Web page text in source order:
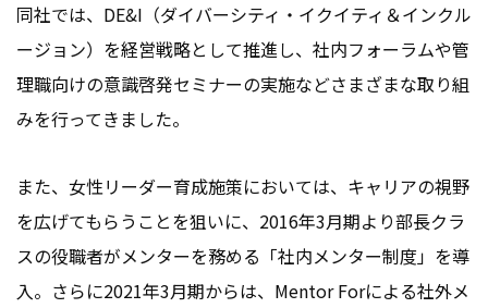
同社では、DE&I（ダイバーシティ・イクイティ＆インクル
ージョン）を経営戦略として推進し、社内フォーラムや管
理職向けの意識啓発セミナーの実施などさまざまな取り組
みを行ってきました。
また、女性リーダー育成施策においては、キャリアの視野
を広げてもらうことを狙いに、2016年3月期より部長クラ
スの役職者がメンターを務める「社内メンター制度」を導
入。さらに2021年3月期からは、Mentor Forによる社外メ